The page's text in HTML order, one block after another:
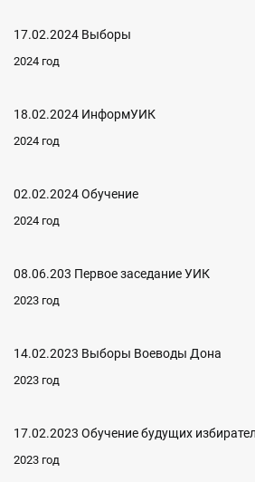
17.02.2024 Выборы
2024 год
18.02.2024 ИнформУИК
2024 год
02.02.2024 Обучение
2024 год
08.06.203 Первое заседание УИК
2023 год
14.02.2023 Выборы Воеводы Дона
2023 год
17.02.2023 Обучение будущих
2023 год